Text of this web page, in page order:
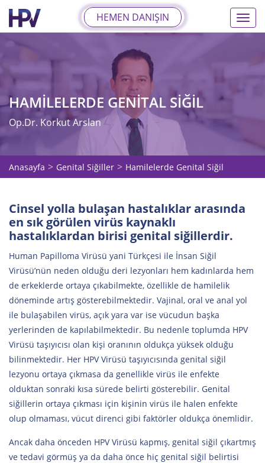
HEMEN DANIŞIN
HAMILELERDE GENITAL SIĞIL
Op.Dr. Korkut Arslan
Anasayfa Genital Siğiller Hamilelerde Genital Siğil
Cinsel yolla bulaşan hastalıklar arasında
en sık görülen virüs kaynaklı
hastalıklardan birisi genital siğillerdir.
Human Papilloma Virüsü yani Türkçesi ile İnsan Siğil
Virüsü’nün neden olduğu deri lezyonları hem kadınlarda hem
de erkeklerde ortaya çıkabilmekte, özellikle de hamilelik
döneminde artış gösterebilmektedir. Vajinal, oral ve anal yol
ile bulaşabilen virüs, açık yara var ise vücudun başka
yerlerinden de kapılabilmektedir. Bu nedenle toplumda HPV
Virüsü taşıyıcısı olan kişi oranının oldukça yüksek olduğu
bilinmektedir. Her HPV Virüsü taşıyıcısında genital siğil
lezyonu ortaya çıkmasa da genellikle virüs ile enfekte
olduktan sonraki kısa sürede belirti gösterebilir. Genital
siğillerin ortaya çıkması için kişinin virüs ile halen enfekte
olup olmaması, vücut direnci gibi faktörler oldukça önemlidir.
Ancak daha önceden HPV Virüsü kapmış, genital siğil çıkartmış
ve tedavi görmüş ya da daha önce hiç genital siğil belirtisi